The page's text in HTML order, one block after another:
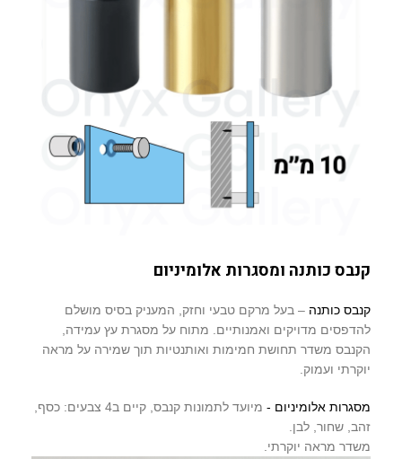
קנבס כותנה ומסגרות אלומיניום
קנבס כותנה – בעל מרקם טבעי וחזק, המעניק בסיס מושלם
להדפסים מדויקים ואמנותיים. מתוח על מסגרת עץ עמידה,
הקנבס משדר תחושת חמימות ואותנטיות תוך שמירה על מראה
יוקרתי ועמוק.
מסגרות אלומיניום -
מיועד לתמונות קנבס, קיים ב4 צבעים: כסף,
זהב, שחור, לבן.
משדר מראה יוקרתי.